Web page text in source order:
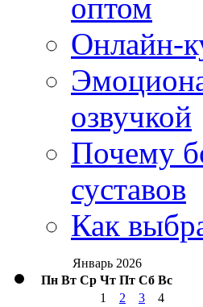
оптом
Онлайн-
озвучкой
Почему
суставов
Как
Январь 2026
Пн Вт Ср Чт Пт Сб Вс
1 2 3
4